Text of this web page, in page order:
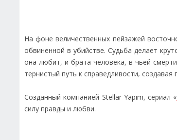
На фоне величественных пейзажей
обвиненной в убийстве. Судьба делает
она любит, и брата человека, в чьей
тернистый путь к справедливости,
Созданный компанией Stellar Yapim, сериал «
силу правды и любви.